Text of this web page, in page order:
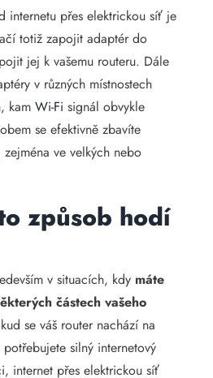
internetu přes elektrickou síť je
totiž zapojit adaptér do
jej k vašemu routeru. Dále
v různých místnostech
kam Wi-Fi signál obvykle
se efektivně zbavíte
ve velkých nebo
způsob hodí
v situacích, kdy máte
částech vašeho
se váš router nachází na
silný internetový
internet přes elektrickou síť